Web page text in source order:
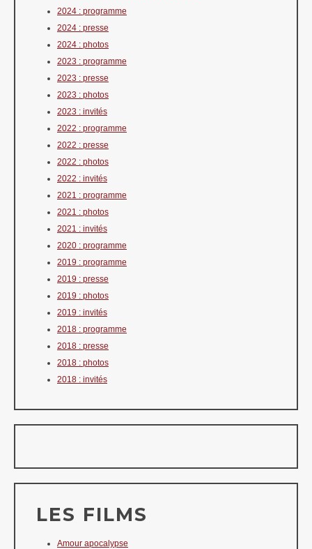
2024 : programme
2024 : presse
2024 : photos
2023 : programme
2023 : presse
2023 : photos
2023 : invités
2022 : programme
2022 : presse
2022 : photos
2022 : invités
2021 : programme
2021 : photos
2021 : invités
2020 : programme
2019 : programme
2019 : presse
2019 : photos
2019 : invités
2018 : programme
2018 : presse
2018 : photos
2018 : invités
LES FILMS
Amour apocalypse